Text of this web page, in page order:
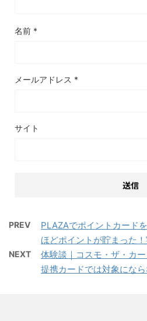
名前 *
メールアドレス *
サイト
PREV
PLAZAでポイントカード
ほどポイントが貯まった
NEXT
体験談｜コスモ・ザ・カ
提携カードでは対象にな